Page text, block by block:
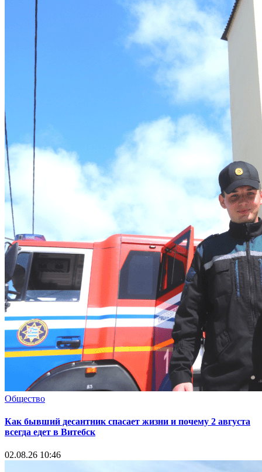
Общество
Как бывший десантник спасает жизни и почему 2 августа
всегда едет в Витебск
02.08.26 10:46